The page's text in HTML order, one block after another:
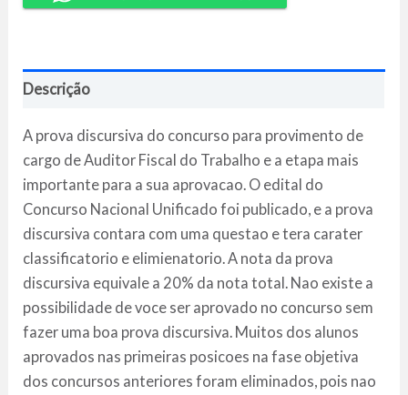
Descrição
A prova discursiva do concurso para provimento de
cargo de Auditor Fiscal do Trabalho e a etapa mais
importante para a sua aprovacao. O edital do
Concurso Nacional Unificado foi publicado, e a prova
discursiva contara com uma questao e tera carater
classificatorio e elimienatorio. A nota da prova
discursiva equivale a 20% da nota total. Nao existe a
possibilidade de voce ser aprovado no concurso sem
fazer uma boa prova discursiva. Muitos dos alunos
aprovados nas primeiras posicoes na fase objetiva
dos concursos anteriores foram eliminados, pois nao